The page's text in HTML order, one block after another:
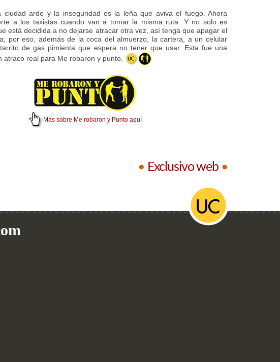
ciudad arde y la inseguridad es la leña que aviva el fuego. Ahora
a los taxistas cuando van a tomar la misma ruta. Y no solo es
está decidida a no dejarse atracar otra vez, así tenga que apagar el
por eso, además de la coca del almuerzo, la cartera, a un celular
de gas pimienta que espera no tener que usar. Esta fue una
atraco real para Me robaron y punto.
Más sobre Me robaron y Punto aquí
• Exclusivo web •